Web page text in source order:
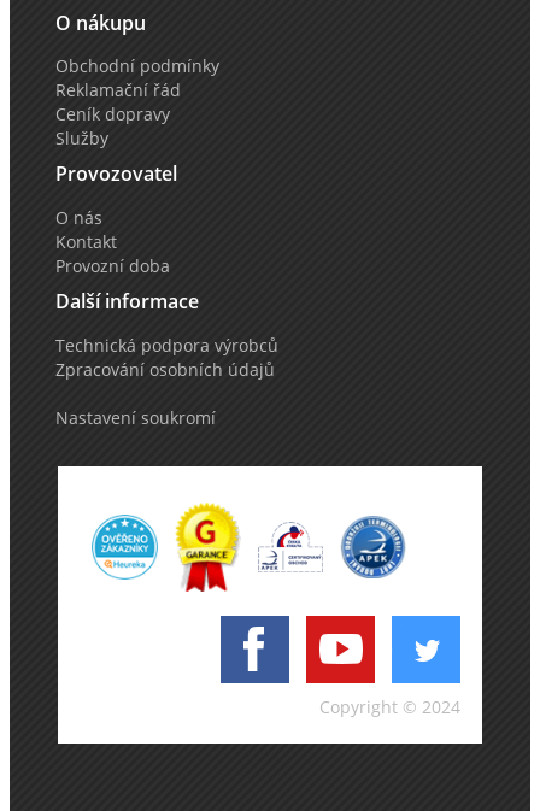
O nákupu
Obchodní podmínky
Reklamační řád
Ceník dopravy
Služby
Provozovatel
O nás
Kontakt
Provozní doba
Další informace
Technická podpora výrobců
Zpracování osobních údajů
Nastavení soukromí
Copyright © 2024